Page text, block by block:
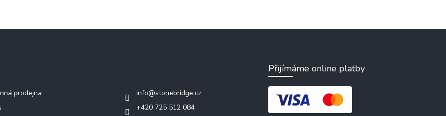
prodejna
info@stonebridge.cz
+420 725 512 084
Přijímáme online platby